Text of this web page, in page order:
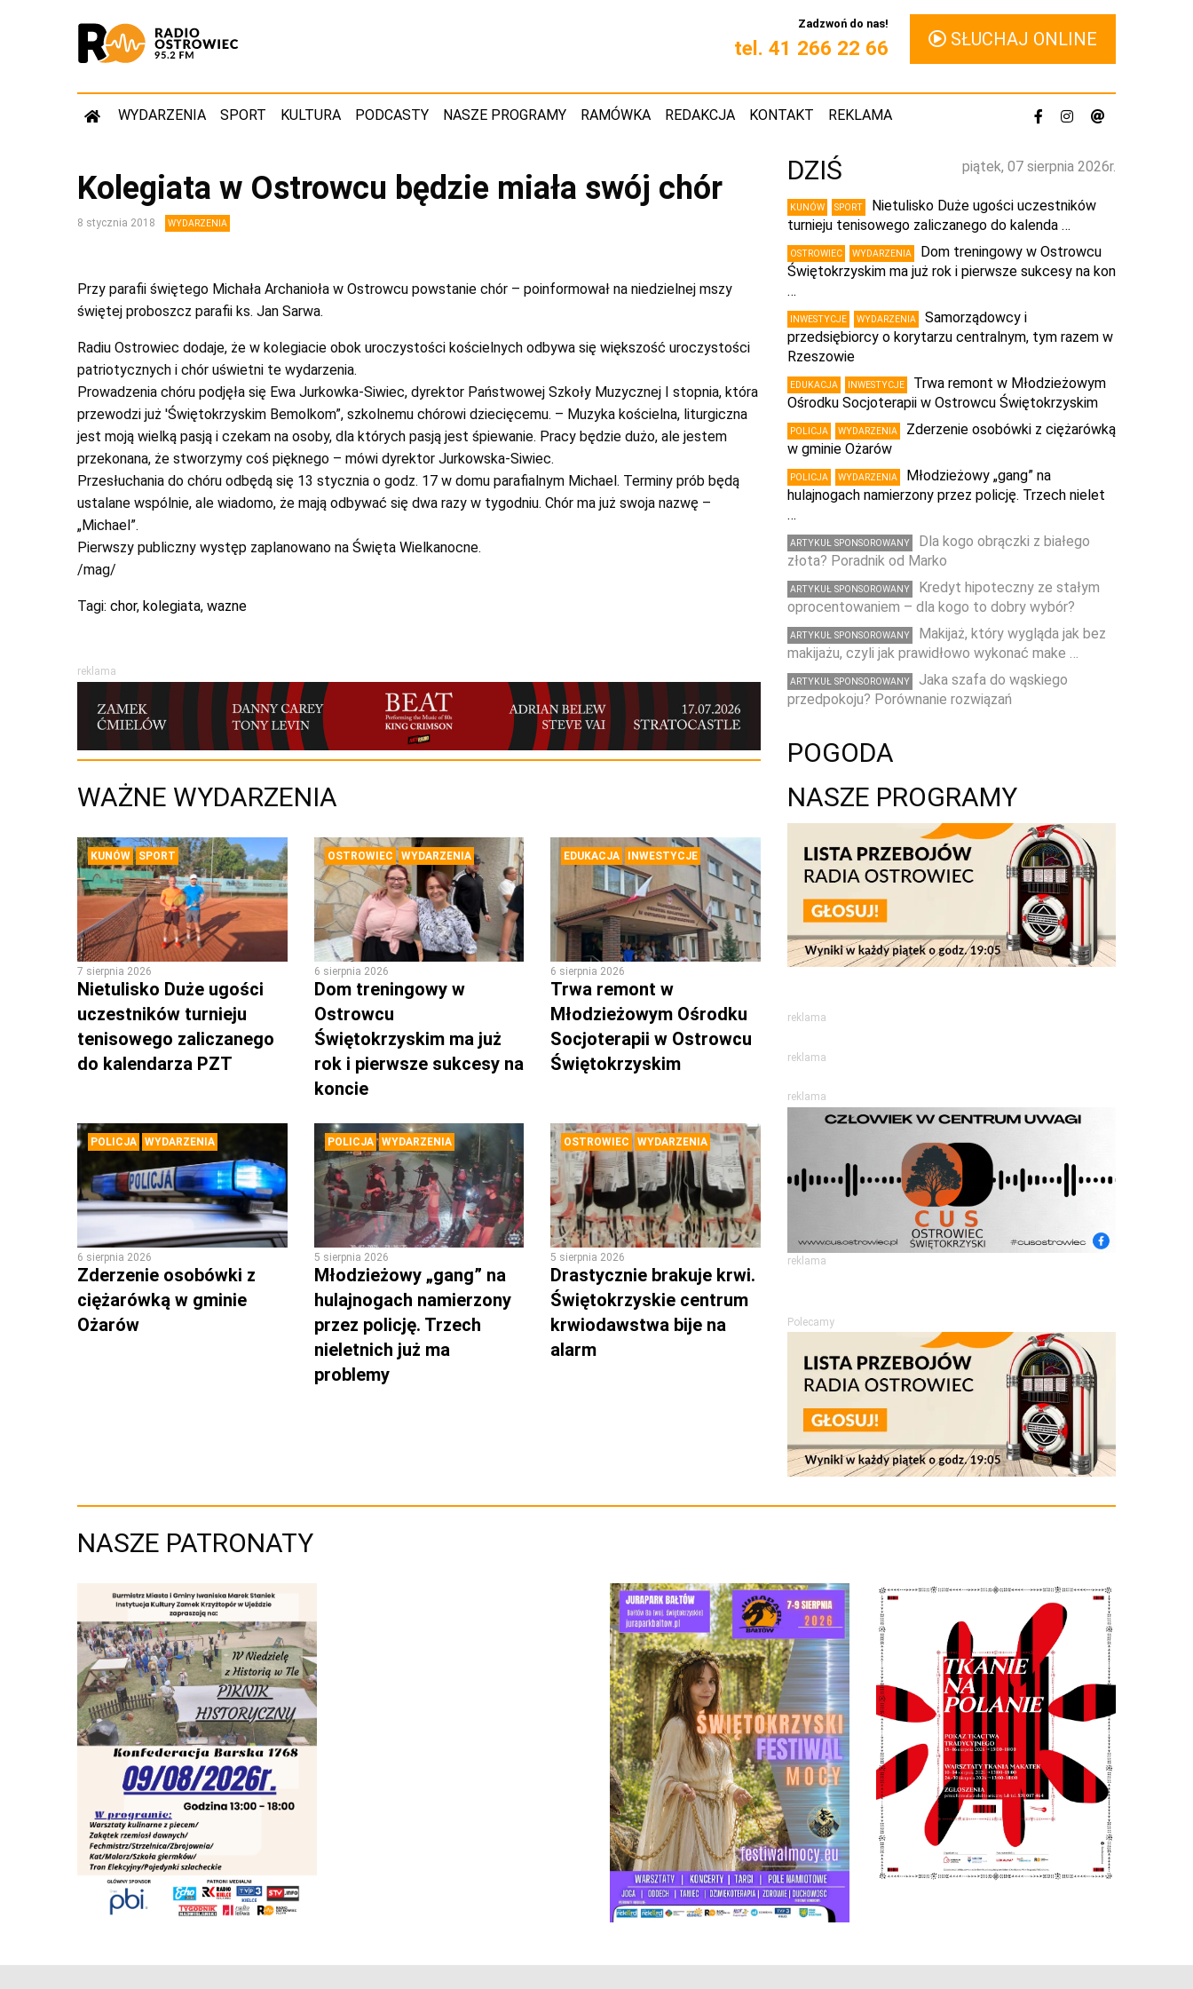
Zadzwoń do nas!
tel. 41 266 22 66 SŁUCHAJ ONLINE
WYDARZENIA SPORT KULTURA PODCASTY NASZE PROGRAMY RAMÓWKA REDAKCJA KONTAKT REKLAMA
Kolegiata w Ostrowcu będzie miała swój chór
8 stycznia 2018 WYDARZENIA
Przy parafii świętego Michała Archanioła w Ostrowcu powstanie chór – poinformował na niedzielnej mszy
świętej proboszcz parafii ks. Jan Sarwa.
Radiu Ostrowiec dodaje, że w kolegiacie obok uroczystości kościelnych odbywa się większość uroczystości
patriotycznych i chór uświetni te wydarzenia.
Prowadzenia chóru podjęła się Ewa Jurkowka-Siwiec, dyrektor Państwowej Szkoły Muzycznej I stopnia, która
przewodzi już 'Świętokrzyskim Bemolkom”, szkolnemu chórowi dziecięcemu. – Muzyka kościelna, liturgiczna
jest moją wielką pasją i czekam na osoby, dla których pasją jest śpiewanie. Pracy będzie dużo, ale jestem
przekonana, że stworzymy coś pięknego – mówi dyrektor Jurkowska-Siwiec.
Przesłuchania do chóru odbędą się 13 stycznia o godz. 17 w domu parafialnym Michael. Terminy prób będą
ustalane wspólnie, ale wiadomo, że mają odbywać się dwa razy w tygodniu. Chór ma już swoja nazwę –
„Michael”.
Pierwszy publiczny występ zaplanowano na Święta Wielkanocne.
/mag/
Tagi: chor, kolegiata, wazne
reklama
WAŻNE WYDARZENIA
KUNÓW SPORT
7 sierpnia 2026
Nietulisko Duże ugości
uczestników turnieju
tenisowego zaliczanego
do kalendarza PZT
OSTROWIEC WYDARZENIA
6 sierpnia 2026
Dom treningowy w
Ostrowcu
Świętokrzyskim ma już
rok i pierwsze sukcesy na
koncie
EDUKACJA INWESTYCJE
6 sierpnia 2026
Trwa remont w
Młodzieżowym Ośrodku
Socjoterapii w Ostrowcu
Świętokrzyskim
POLICJA WYDARZENIA
6 sierpnia 2026
Zderzenie osobówki z
ciężarówką w gminie
Ożarów
POLICJA WYDARZENIA
5 sierpnia 2026
Młodzieżowy „gang” na
hulajnogach namierzony
przez policję. Trzech
nieletnich już ma
problemy
OSTROWIEC WYDARZENIA
5 sierpnia 2026
Drastycznie brakuje krwi.
Świętokrzyskie centrum
krwiodawstwa bije na
alarm
piątek, 07 sierpnia 2026r.
DZIŚ
KUNÓW SPORT
Nietulisko Duże ugości uczestników
turnieju tenisowego zaliczanego do kalenda …
OSTROWIEC WYDARZENIA
Dom treningowy w Ostrowcu
Świętokrzyskim ma już rok i pierwsze sukcesy na kon
…
INWESTYCJE WYDARZENIA
Samorządowcy i
przedsiębiorcy o korytarzu centralnym, tym razem w
Rzeszowie
EDUKACJA INWESTYCJE
Trwa remont w Młodzieżowym
Ośrodku Socjoterapii w Ostrowcu Świętokrzyskim
POLICJA WYDARZENIA
Zderzenie osobówki z ciężarówką
w gminie Ożarów
POLICJA WYDARZENIA
Młodzieżowy „gang” na
hulajnogach namierzony przez policję. Trzech nielet
…
ARTYKUŁ SPONSOROWANY
Dla kogo obrączki z białego
złota? Poradnik od Marko
ARTYKUŁ SPONSOROWANY
Kredyt hipoteczny ze stałym
oprocentowaniem – dla kogo to dobry wybór?
ARTYKUŁ SPONSOROWANY
Makijaż, który wygląda jak bez
makijażu, czyli jak prawidłowo wykonać make …
ARTYKUŁ SPONSOROWANY
Jaka szafa do wąskiego
przedpokoju? Porównanie rozwiązań
POGODA
NASZE PROGRAMY
reklama
reklama
reklama
reklama
Polecamy
NASZE PATRONATY